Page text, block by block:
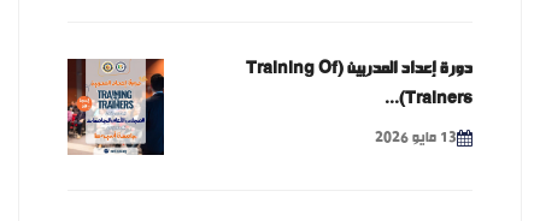
دورة إعداد المدربين (Training Of
Trainers)...
13 مايو 2026